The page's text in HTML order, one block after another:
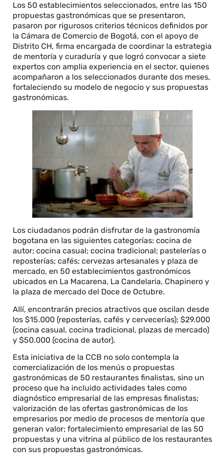
Los 50 establecimientos seleccionados, entre las 150
propuestas gastronómicas que se presentaron,
pasaron por rigurosos criterios técnicos definidos por
la Cámara de Comercio de Bogotá, con el apoyo de
Distrito CH, firma encargada de coordinar la estrategia
de mentoría y curaduría y que logró convocar a siete
expertos con amplia experiencia en el sector, quienes
acompañaron a los seleccionados durante dos meses,
fortaleciendo su modelo de negocio y sus propuestas
gastronómicas.
Los ciudadanos podrán disfrutar de la gastronomía
bogotana en las siguientes categorías: cocina de
autor; cocina casual; cocina tradicional; pastelerías o
reposterías; cafés; cervezas artesanales y plaza de
mercado, en 50 establecimientos gastronómicos
ubicados en La Macarena, La Candelaria, Chapinero y
la plaza de mercado del Doce de Octubre.
Allí, encontrarán precios atractivos que oscilan desde
los $15.000 (reposterías, cafés y cervecerías); $29.000
(cocina casual, cocina tradicional, plazas de mercado)
y $50.000 (cocina de autor).
Esta iniciativa de la CCB no solo contempla la
comercialización de los menús o propuestas
gastronómicas de 50 restaurantes finalistas, sino un
proceso que ha incluido actividades tales como
diagnóstico empresarial de las empresas finalistas;
valorización de las ofertas gastronómicas de los
empresarios por medio de procesos de mentoría que
generan valor; fortalecimiento empresarial de las 50
propuestas y una vitrina al público de los restaurantes
con sus propuestas gastronómicas.